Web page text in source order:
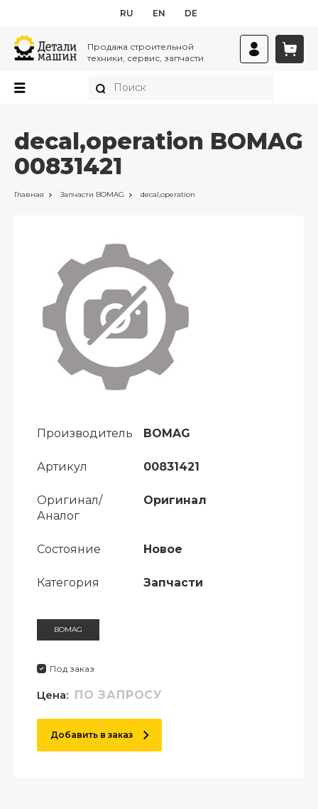
RU EN DE
Продажа строительной
техники, сервис, запчасти
decal,operation BOMAG
00831421
Главная Запчасти BOMAG decal,operation
Производитель BOMAG
Артикул 00831421
Оригинал/
Аналог
Оригинал
Состояние Новое
Категория Запчасти
BOMAG
Под заказ
Цена: ПО ЗАПРОСУ
Добавить в заказ